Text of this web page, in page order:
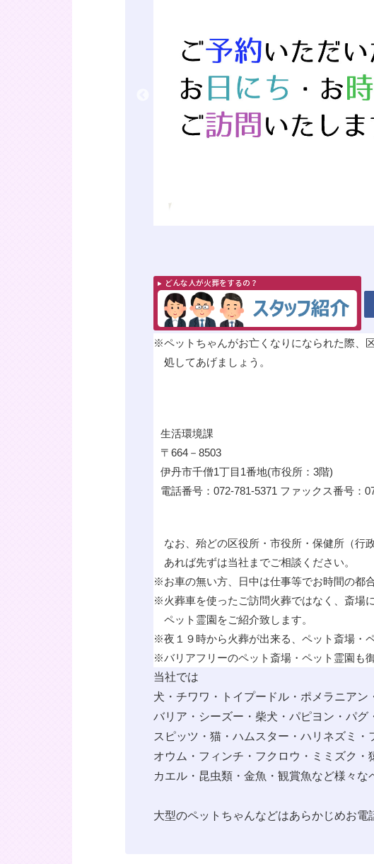
どんな人が火葬をするの？
※ペットちゃんがお亡くなりになられた際、
処してあげましょう。
生活環境課
〒664－8503
伊丹市千僧1丁目1番地(市役所：3階)
電話番号：072-781-5371 ファックス番号：
なお、殆どの区役所・市役所・保健所（行
あれば先ずは当社までご相談ください。
※お車の無い方、日中は仕事等でお時間の都
※火葬車を使ったご訪問火葬ではなく、斎場
ペット霊園をご紹介致します。
※夜１９時から火葬が出来る、ペット斎場・
※バリアフリーのペット斎場・ペット霊園も
当社では
犬・チワワ・トイプードル・ポメラニア
バリア・シーズー・柴犬・パピヨン・パグ
スピッツ・猫・ハムスター・ハリネズミ
オウム・フィンチ・フクロウ・ミミズク
カエル・昆虫類・金魚・観賞魚など様々な
大型のペットちゃんなどはあらかじめお電